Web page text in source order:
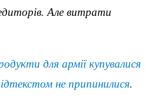
Але витрати
для армії купувалися
не припинилися.